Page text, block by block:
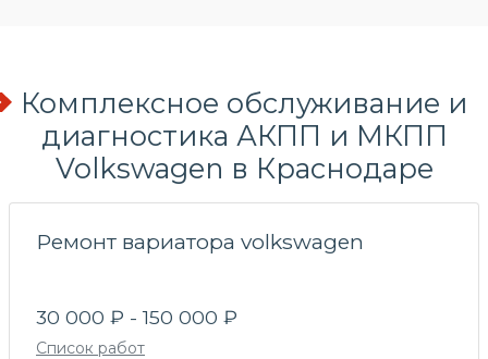
Комплексное обслуживание и
диагностика АКПП и МКПП
Volkswagen в Краснодаре
Ремонт вариатора volkswagen
30 000 ₽ - 150 000 ₽
Список работ